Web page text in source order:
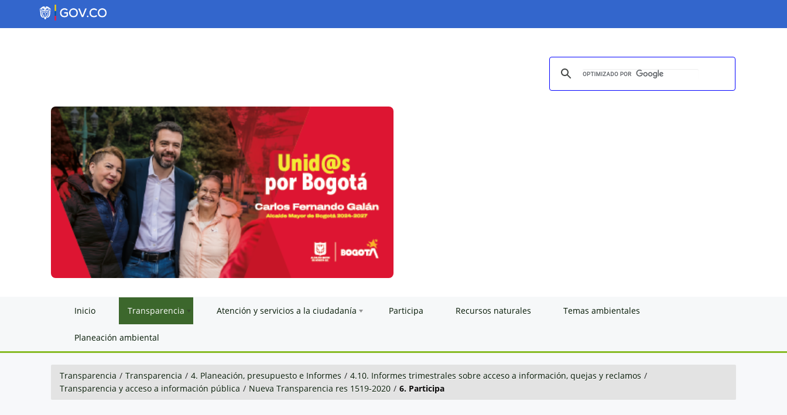
Inicio Transparencia Atención y servicios a la ciudadanía Participa Recursos naturales Temas ambientales
Planeación ambiental
Transparencia / Transparencia / 4. Planeación, presupuesto e Informes / 4.10. Informes trimestrales sobre acceso a información, quejas y reclamos /
Transparencia y acceso a información pública / Nueva Transparencia res 1519-2020 / 6. Participa